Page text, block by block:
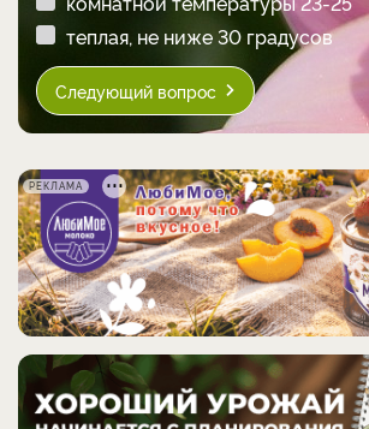
теплая, не ниже 30 градусов
Следующий вопрос
РЕКЛАМА